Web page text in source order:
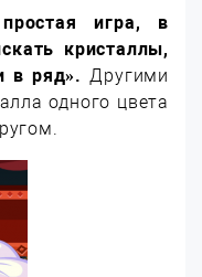
игра, в
кристаллы,
в ряд». Другими
одного цвета